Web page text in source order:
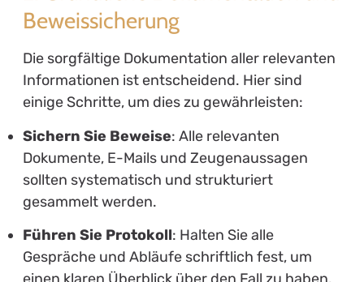
Beweissicherung
Die sorgfältige Dokumentation aller relevanten
Informationen ist entscheidend. Hier sind
einige Schritte, um dies zu gewährleisten:
Sichern Sie Beweise: Alle relevanten
Dokumente, E-Mails und Zeugenaussagen
sollten systematisch und strukturiert
gesammelt werden.
Führen Sie Protokoll: Halten Sie alle
Gespräche und Abläufe schriftlich fest, um